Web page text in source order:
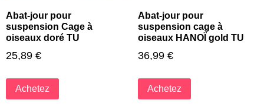
Abat-jour pour
suspension Cage à
oiseaux doré TU
25,89 €
Achetez
Abat-jour pour
suspension cage à
oiseaux HANOÏ gold TU
36,99 €
Achetez